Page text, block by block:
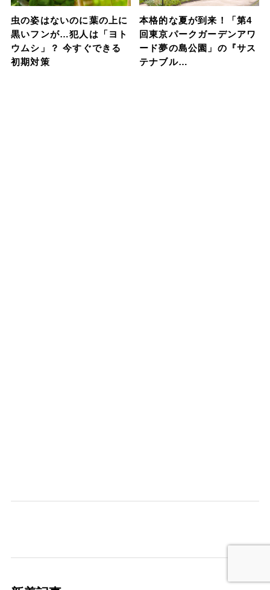
虫の姿はないのに葉の上に
黒いフンが…犯人は「ヨト
ウムシ」？ 今すぐできる
初期対策
本格的な夏が到来！「第4
回東京パークガーデンアワ
ード夢の島公園」の『サス
テナブル…